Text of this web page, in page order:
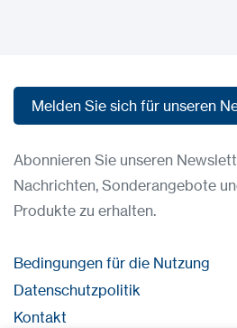
Melden Sie sich für unseren
Abonnieren Sie unseren
Nachrichten, Sonderangebote
Produkte zu erhalten.
Bedingungen für die Nutzung
Datenschutzpolitik
Kontakt